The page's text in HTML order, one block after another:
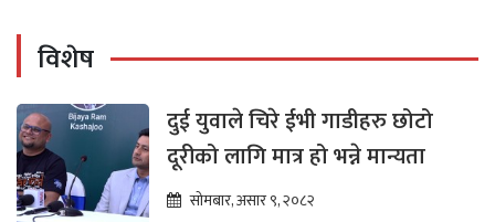
विशेष
दुई युवाले चिरे ईभी गाडीहरु छोटो
दूरीको लागि मात्र हो भन्ने मान्यता
सोमबार, असार ९, २०८२